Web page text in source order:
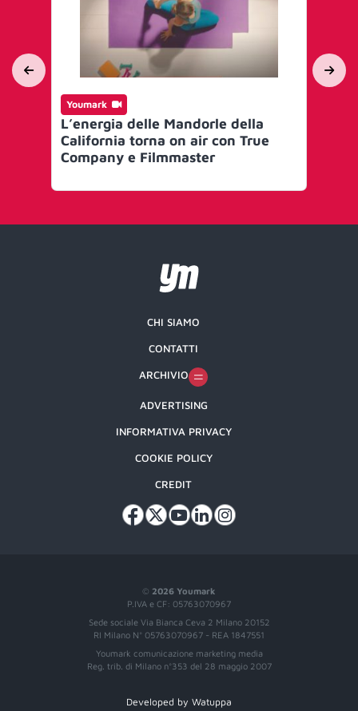
Youmark
L’energia delle Mandorle della
California torna on air con True
Company e Filmmaster
© 2026 Youmark
P.IVA e CF: 05763070967
Sede sociale Via Bianca Ceva 2 Milano 20152
RI Milano N° 05763070967 - REA 1847551
Youmark comunicazione marketing media
Reg. trib. di Milano n°353 del 28 maggio 2007
CHI SIAMO
CONTATTI
ARCHIVIO
ADVERTISING
INFORMATIVA PRIVACY
COOKIE POLICY
CREDIT
Developed by Watuppa